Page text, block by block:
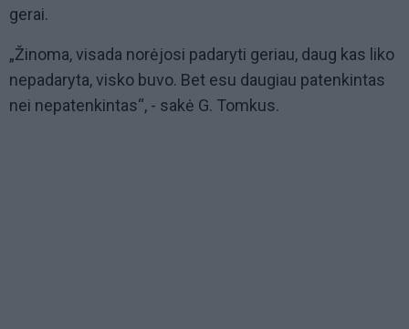
gerai.
„Žinoma, visada norėjosi padaryti geriau, daug kas liko
nepadaryta, visko buvo. Bet esu daugiau patenkintas
nei nepatenkintas“, - sakė G. Tomkus.